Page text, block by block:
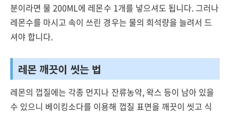
분이라면 물 200ML에 레몬수 1개를 넣으셔도 됩니다. 그러나
레몬수를 마시고 속이 쓰린 경우는 물의 희석량을 늘려서 드
셔야 합니다.
레몬 깨끗이 씻는 법
레몬의 껍질에는 각종 먼지나 잔류농약, 왁스 등이 남아 있을
수 있으니 베이킹소다를 이용해 껍질 표면을 깨끗이 씻고 식